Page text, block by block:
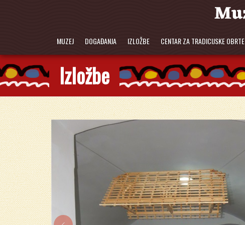
MUZEJ DOGAĐANJA IZLOŽBE CENTAR ZA TRADICIJSKE OBRTE
Izložbe